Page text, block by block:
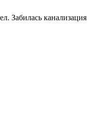
Забилась канализация